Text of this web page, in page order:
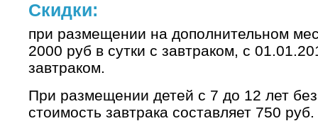
Скидки:
при размещении на дополнительном
2000 руб в сутки с завтраком, с
завтраком.
При размещении детей с 7 до 12 лет
стоимость завтрака составляет 750 руб.